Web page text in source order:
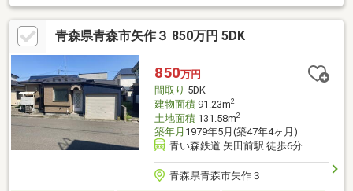
青森県青森市矢作３ 850万円 5DK
850万円
間取り 5DK
建物面積91.23m2
土地面積131.58m2
築年月 1979年5月(築47年4ヶ月)
青い森鉄道 矢田前駅 徒歩6分
青森県青森市矢作３